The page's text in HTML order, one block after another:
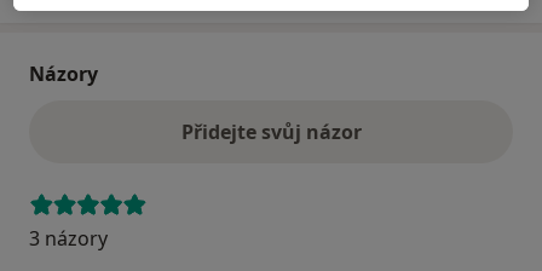
Názory
Přidejte svůj názor
3 názory